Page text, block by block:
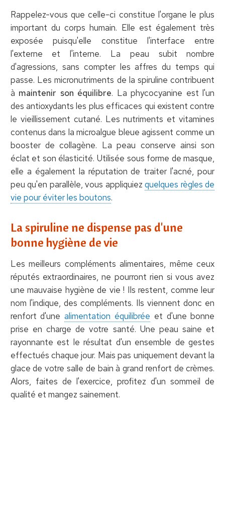
Rappelez-vous que celle-ci constitue l'organe le plus
important du corps humain. Elle est également très
exposée puisqu'elle constitue l'interface entre
l'externe et l'interne. La peau subit nombre
d'agressions, sans compter les affres du temps qui
passe. Les micronutriments de la spiruline contribuent
à maintenir son équilibre. La phycocyanine est l'un
des antioxydants les plus efficaces qui existent contre
le vieillissement cutané. Les nutriments et vitamines
contenus dans la microalgue bleue agissent comme un
booster de collagène. La peau conserve ainsi son
éclat et son élasticité. Utilisée sous forme de masque,
elle a également la réputation de traiter l'acné, pour
peu qu'en parallèle, vous appliquiezquelques règles de
vie pour éviter les boutons.
La spiruline ne dispense pas d'une
bonne hygiène de vie
Les meilleurs compléments alimentaires, même ceux
réputés extraordinaires, ne pourront rien si vous avez
une mauvaise hygiène de vie ! Ils restent, comme leur
nom l'indique, des compléments. Ils viennent donc en
renfort d'unealimentation équilibrée et d'une bonne
prise en charge de votre santé. Une peau saine et
rayonnante est le résultat d'un ensemble de gestes
effectués chaque jour. Mais pas uniquement devant la
glace de votre salle de bain à grand renfort de crèmes.
Alors, faites de l'exercice, profitez d'un sommeil de
qualité et mangez sainement.